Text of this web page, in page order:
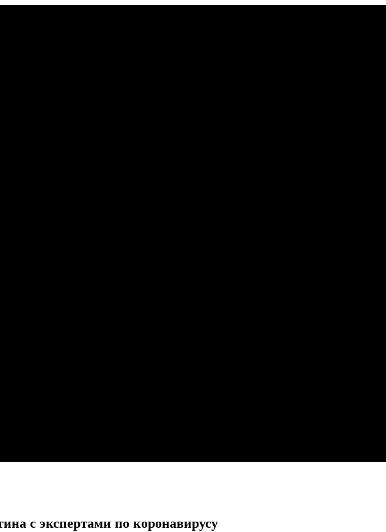
с экспертами по коронавирусу